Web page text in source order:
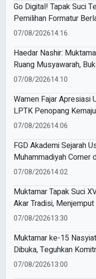
Go Digital! Tapak Suci
Pemilihan Formatur
07/08/202614:16
Haedar Nashir:
Ruang Musyawarah,
07/08/202614:10
Wamen Fajar Apresiasi
LPTK Penopang
Indonesia
07/08/202614:06
FGD Akademi Sejarah
Muhammadiyah Corner
07/08/202614:02
Muktamar Tapak Suci
Akar Tradisi,
Mendunia
07/08/202613:30
Muktamar ke-15
Dibuka, Teguhkan
Muda Berkemajuan
07/08/202613:00